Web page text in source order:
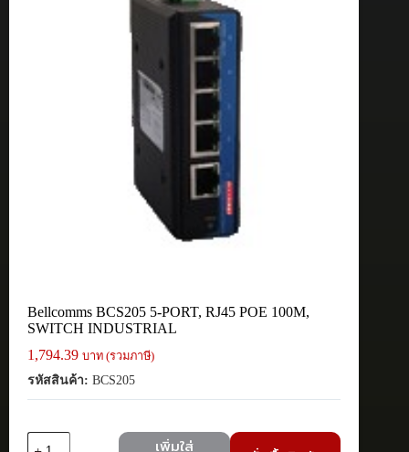
Bellcomms BCS205 5-PORT, RJ45 POE 100M,
SWITCH INDUSTRIAL
1,794.39 บาท (รวมภาษี)
รหัสสินค้า: BCS205
เพิ่มใส่